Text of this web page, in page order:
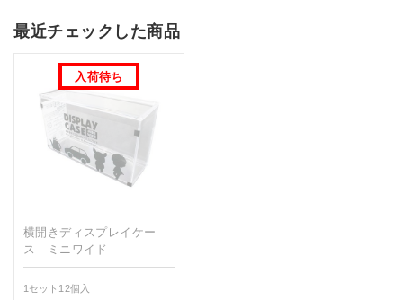
最近チェックした商品
横開きディスプレイケー
ス ミニワイド
1セット12個入